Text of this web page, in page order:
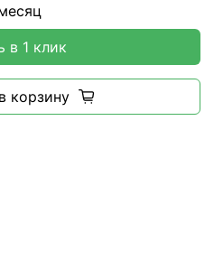
в 1 клик
корзину